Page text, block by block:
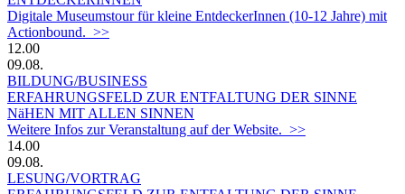
Digitale Museumstour für kleine EntdeckerInnen (10-12 Jahre) mit
Actionbound. >>
12.00
09.08.
BILDUNG/BUSINESS
ERFAHRUNGSFELD ZUR ENTFALTUNG DER SINNE
NäHEN MIT ALLEN SINNEN
Weitere Infos zur Veranstaltung auf der Website. >>
14.00
09.08.
LESUNG/VORTRAG